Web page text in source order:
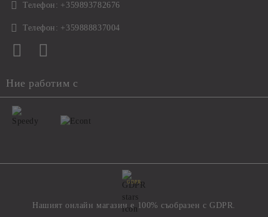
Телефон: +359893782676
Телефон: +359888837004
Ние работим с
GDPR
Нашият онлайн магазин е 100% съобразен с GDPR.